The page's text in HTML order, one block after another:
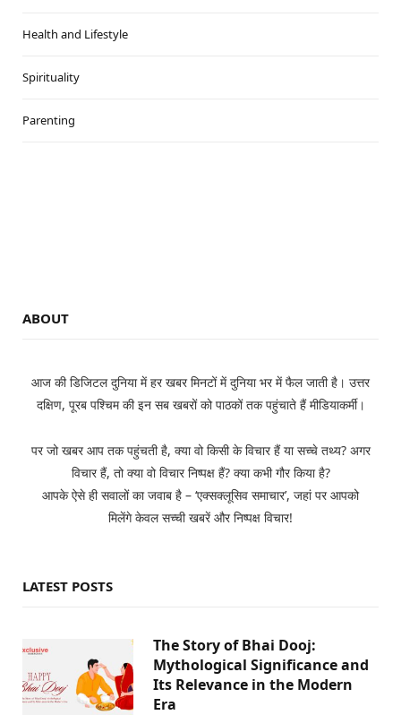
Health and Lifestyle
Spirituality
Parenting
ABOUT
आज की डिजिटल दुनिया में हर खबर मिनटों में दुनिया भर में फैल जाती है। उत्तर
दक्षिण, पूरब पश्चिम की इन सब खबरों को पाठकों तक पहुंचाते हैं मीडियाकर्मी।
पर जो खबर आप तक पहुंचती है, क्या वो किसी के विचार हैं या सच्चे तथ्य? अगर
विचार हैं, तो क्या वो विचार निष्पक्ष हैं? क्या कभी गौर किया है?
आपके ऐसे ही सवालों का जवाब है – ‘एक्सक्लूसिव समाचार’, जहां पर आपको
मिलेंगे केवल सच्ची खबरें और निष्पक्ष विचार!
LATEST POSTS
The Story of Bhai Dooj:
Mythological Significance and
Its Relevance in the Modern
Era